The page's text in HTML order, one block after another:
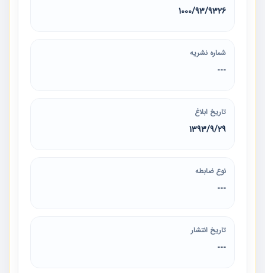
1000/93/9326
شماره نشریه
---
تاریخ ابلاغ
1393/9/29
نوع ضابطه
---
تاریخ انتشار
---